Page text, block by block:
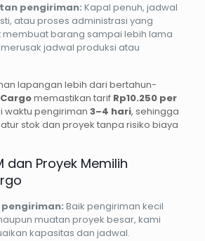
pengiriman: Kapal penuh, jadwal
atau proses administrasi yang
barang sampai lebih lama
jadwal produksi atau
lapangan lebih dari bertahun-
memastikan tarif Rp10.250 per
waktu pengiriman 3–4 hari, sehingga
stok dan proyek tanpa risiko biaya
dan Proyek Memilih
Baik pengiriman kecil
muatan proyek besar, kami
kapasitas dan jadwal.